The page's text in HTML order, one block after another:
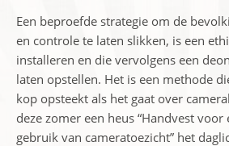
Een beproefde strategie om de
en controle te laten slikken, is een
installeren en die vervolgens een
laten opstellen. Het is een methode
kop opsteekt als het gaat over
deze zomer een heus “Handvest
gebruik van cameratoezicht” het